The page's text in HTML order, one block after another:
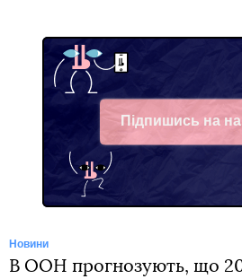
Підпишись на
Telegram
Новини
В ООН прогнозують, що